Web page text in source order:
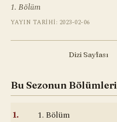
1. Bölüm
YAYIN TARIHI: 2023-02-06
Dizi Sayfası
Bu Sezonun Bölümleri
1. 1. Bölüm